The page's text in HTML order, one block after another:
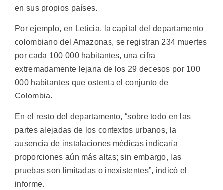
en sus propios países.
Por ejemplo, en Leticia, la capital del departamento
colombiano del Amazonas, se registran 234 muertes
por cada 100 000 habitantes, una cifra
extremadamente lejana de los 29 decesos por 100
000 habitantes que ostenta el conjunto de
Colombia.
En el resto del departamento, “sobre todo en las
partes alejadas de los contextos urbanos, la
ausencia de instalaciones médicas indicaría
proporciones aún más altas; sin embargo, las
pruebas son limitadas o inexistentes”, indicó el
informe.